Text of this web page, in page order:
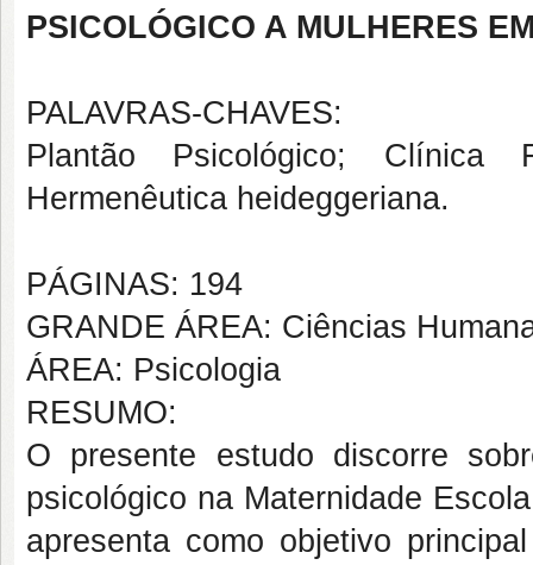
PSICOLÓGICO A MULHERES
PALAVRAS-CHAVES:
Plantão Psicológico; Clínica
Hermenêutica heideggeriana.
PÁGINAS: 194
GRANDE ÁREA: Ciências
ÁREA: Psicologia
RESUMO:
O presente estudo discorre
psicológico na Maternidade
apresenta como objetivo